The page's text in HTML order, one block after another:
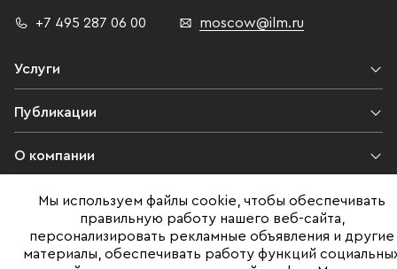
+7 495 287 06 00 moscow@ilm.ru
Услуги
Публикации
О компании
Контакты
Юридическая информация
Мы используем файлы cookie, чтобы обеспечивать
правильную работу нашего веб-сайта,
персонализировать рекламные объявления и другие
материалы, обеспечивать работу функций